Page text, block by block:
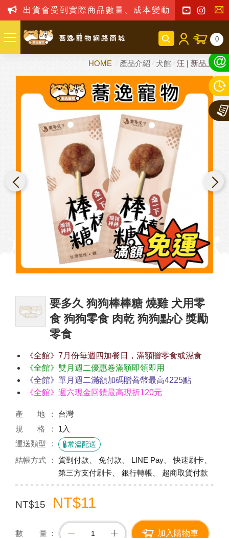
出貨會受到實際商品數量、成本變動之影響，我
聯
我
們
0
HOME 產品介紹 犬館 汪 | 新品上市
要多久 狗狗棒棒糖 燒雞 犬用零
食 狗狗零食 肉乾 狗狗點心 獎勵
零食
《全館》7月份每週四加餐日，滿額贈零食或濕食
《全館》雙月週二優惠卷滿額即領即用
《全館》單月週二滿額加碼贈蕎幣最高4225點
《全館》週六現金回饋最高現折120元
產 地
台灣
規 格
1入
運送類型
常溫配送
結帳方式
貨到付款、 免付款、 LINE Pay、 快速刷卡、
第三方支付刷卡、 銀行轉帳、 超商取貨付款
NT$15 NT$11
數 量 加入購物車